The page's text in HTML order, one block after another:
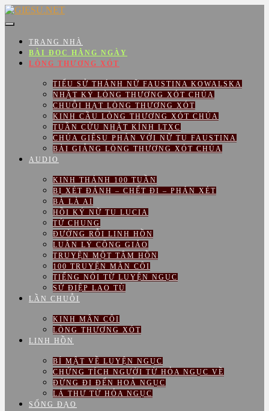
Skip
to
TRANG NHÀ
BÀI ĐỌC HẰNG NGÀY
LÒNG THƯƠNG XÓT
TIỂU SỬ THÁNH NỮ FAUSTINA KOWALSKA
NHẬT KÝ LÒNG THƯƠNG XÓT CHÚA
CHUỖI HẠT LÒNG THƯƠNG XÓT
KINH CẦU LÒNG THƯƠNG XÓT CHÚA
TUẦN CỬU NHẬT KÍNH LTXC
CHÚA GIÊSU PHÁN VỚI NỮ TU FAUSTINA
BÀI GIẢNG LÒNG THƯƠNG XÓT CHÚA
AUDIO
KINH THÁNH 100 TUẦN
BỊ XÉT ĐÁNH – CHẾT ĐI – PHÁN XÉT
BÀ LÀ AI
HỒI KÝ NỮ TU LUCIA
TỨ CHUNG
ĐƯỜNG RỖI LINH HỒN
LUÂN LÝ CÔNG GIÁO
TRUYỆN MỘT TÂM HỒN
100 TRUYỆN MÂN CÔI
TIẾNG NÓI TỪ LUYỆN NGỤC
SỨ ĐIỆP LAO TÙ
LẦN CHUỖI
KINH MÂN CÔI
LÒNG THƯƠNG XÓT
LINH HỒN
BÍ MẬT VỀ LUYỆN NGỤC
CHỨNG TÍCH NGƯỜI TỪ HỎA NGỤC VỀ
ĐỪNG ĐI ĐẾN HOẢ NGỤC
LÁ THƯ TỪ HỎA NGỤC
SỐNG ĐẠO